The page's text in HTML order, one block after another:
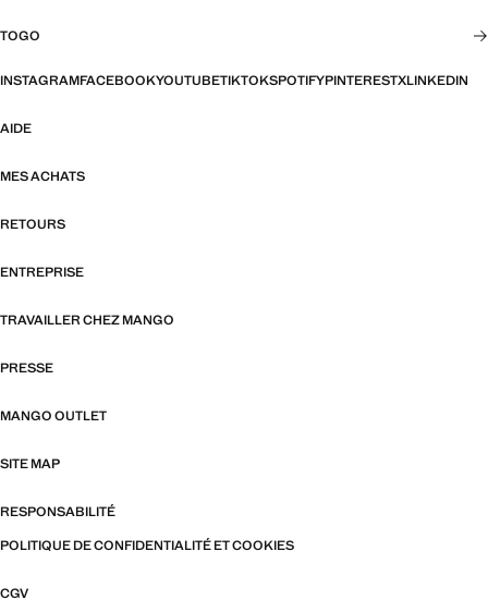
TOGO
INSTAGRAMFACEBOOKYOUTUBETIKTOKSPOTIFYPINTERESTXLINKEDIN
AIDE
MES ACHATS
RETOURS
ENTREPRISE
TRAVAILLER CHEZ MANGO
PRESSE
MANGO OUTLET
SITE MAP
RESPONSABILITÉ
POLITIQUE DE CONFIDENTIALITÉ ET COOKIES
CGV